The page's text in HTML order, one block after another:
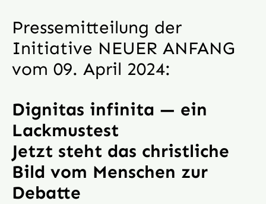
Pressemitteilung der
Initiative NEUER ANFANG
vom 09. April 2024:
Dignitas infinita — ein
Lackmustest
Jetzt steht das christliche
Bild vom Menschen zur
Debatte